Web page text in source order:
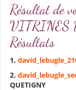
Résultat de
VITRINES
Résultats
1.
2.
QUETIGNY